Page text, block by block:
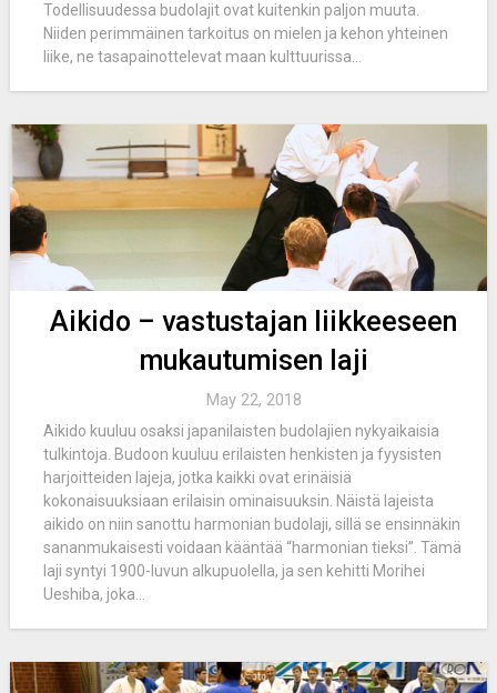
Todellisuudessa budolajit ovat kuitenkin paljon muuta.
Niiden perimmäinen tarkoitus on mielen ja kehon yhteinen
liike, ne tasapainottelevat maan kulttuurissa...
Aikido – vastustajan liikkeeseen
mukautumisen laji
May 22, 2018
Aikido kuuluu osaksi japanilaisten budolajien nykyaikaisia
tulkintoja. Budoon kuuluu erilaisten henkisten ja fyysisten
harjoitteiden lajeja, jotka kaikki ovat erinäisiä
kokonaisuuksiaan erilaisin ominaisuuksin. Näistä lajeista
aikido on niin sanottu harmonian budolaji, sillä se ensinnäkin
sananmukaisesti voidaan kääntää “harmonian tieksi”. Tämä
laji syntyi 1900-luvun alkupuolella, ja sen kehitti Morihei
Ueshiba, joka...